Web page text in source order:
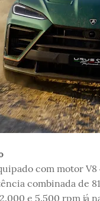
com motor
combinada de
e 5.500 rpm já